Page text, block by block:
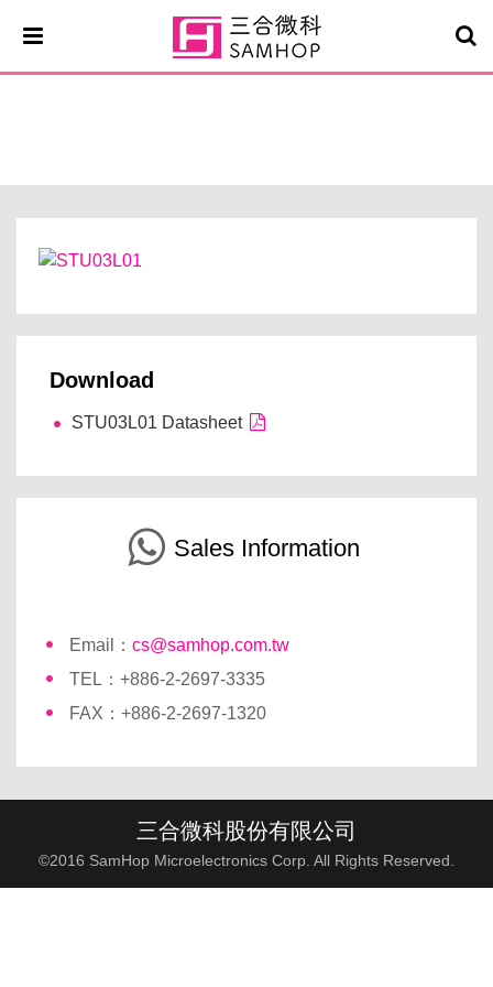
Download
STU03L01 Datasheet
Sales Information
Email： cs@samhop.com.tw
TEL：+886-2-2697-3335
FAX：+886-2-2697-1320
三合微科股份有限公司
©2016 SamHop Microelectronics Corp. All Rights Reserved.